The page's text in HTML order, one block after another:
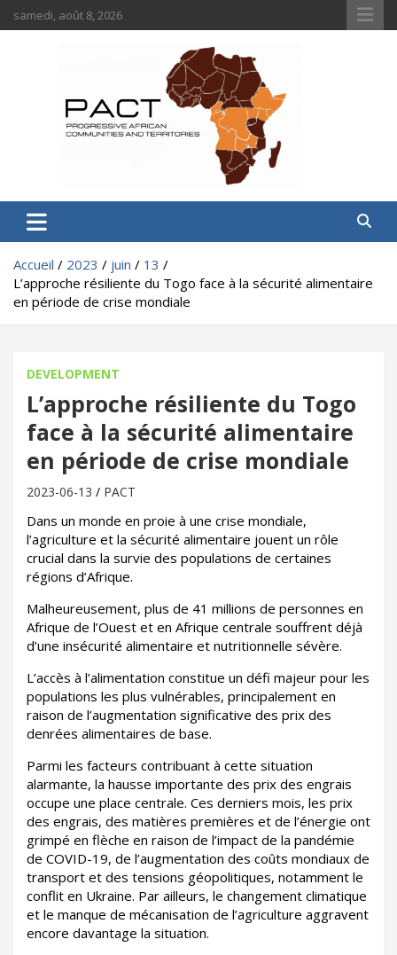
au
samedi, août 8, 2026
PACT
Accueil 2023 juin
13
L’approche résiliente du Togo face à la sécurité alimentaire
en période de crise mondiale
DEVELOPMENT
L’approche résiliente du Togo
face à la sécurité alimentaire
en période de crise mondiale
2023-06-13 PACT
Dans un monde en proie à une crise mondiale,
l’agriculture et la sécurité alimentaire jouent un rôle
crucial dans la survie des populations de certaines
régions d’Afrique.
Malheureusement, plus de 41 millions de personnes en
Afrique de l’Ouest et en Afrique centrale souffrent déjà
d’une insécurité alimentaire et nutritionnelle sévère.
L’accès à l’alimentation constitue un défi majeur pour les
populations les plus vulnérables, principalement en
raison de l’augmentation significative des prix des
denrées alimentaires de base.
Parmi les facteurs contribuant à cette situation
alarmante, la hausse importante des prix des engrais
occupe une place centrale. Ces derniers mois, les prix
des engrais, des matières premières et de l’énergie ont
grimpé en flèche en raison de l’impact de la pandémie
de COVID-19, de l’augmentation des coûts mondiaux de
transport et des tensions géopolitiques, notamment le
conflit en Ukraine. Par ailleurs, le changement climatique
et le manque de mécanisation de l’agriculture aggravent
encore davantage la situation.